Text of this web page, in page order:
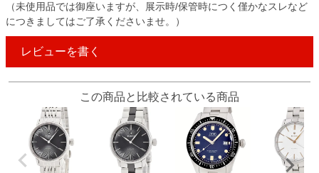
（未使用品では御座いますが、展示時/保管時につく僅かなスレなど
につきましてはご了承くださいませ。）
レビューを書く
この商品と比較されている商品